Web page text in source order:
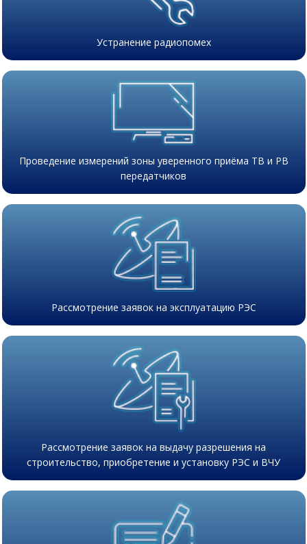
Устранение радиопомех
Проведение измерений зоны уверенного приёма ТВ и РВ
передатчиков
Рассмотрение заявок на эксплуатацию РЭС
Рассмотрение заявок на выдачу разрешения на
строительство, приобретение и установку РЭС и ВЧУ